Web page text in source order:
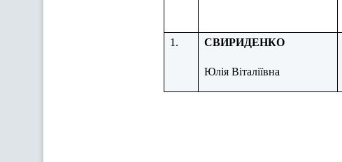
1. СВИРИДЕНКО
Юлія Віталіївна